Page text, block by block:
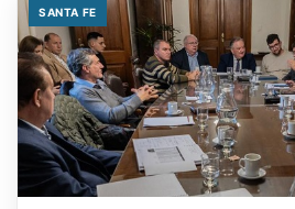
SANTA FE